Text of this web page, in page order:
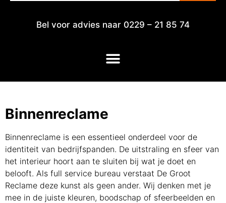
Bel voor advies naar 0229 – 21 85 74
Binnenreclame
Binnenreclame is een essentieel onderdeel voor de
identiteit van bedrijfspanden. De uitstraling en sfeer van
het interieur hoort aan te sluiten bij wat je doet en
belooft. Als full service bureau verstaat De Groot
Reclame deze kunst als geen ander. Wij denken met je
mee in de juiste kleuren, boodschap of sfeerbeelden en